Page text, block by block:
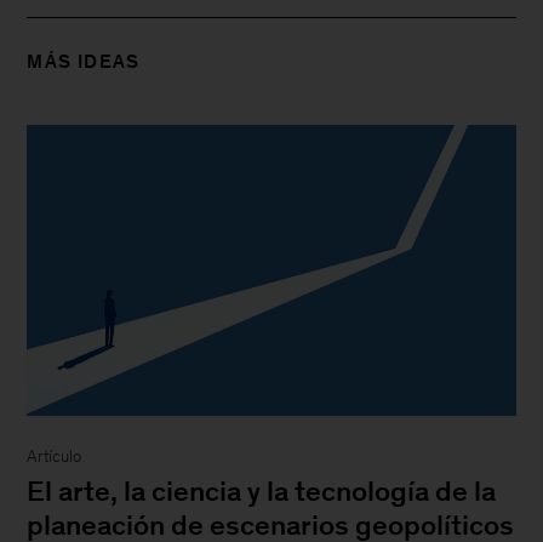
MÁS IDEAS
Artículo
El arte, la ciencia y la tecnología de la
planeación de escenarios geopolíticos